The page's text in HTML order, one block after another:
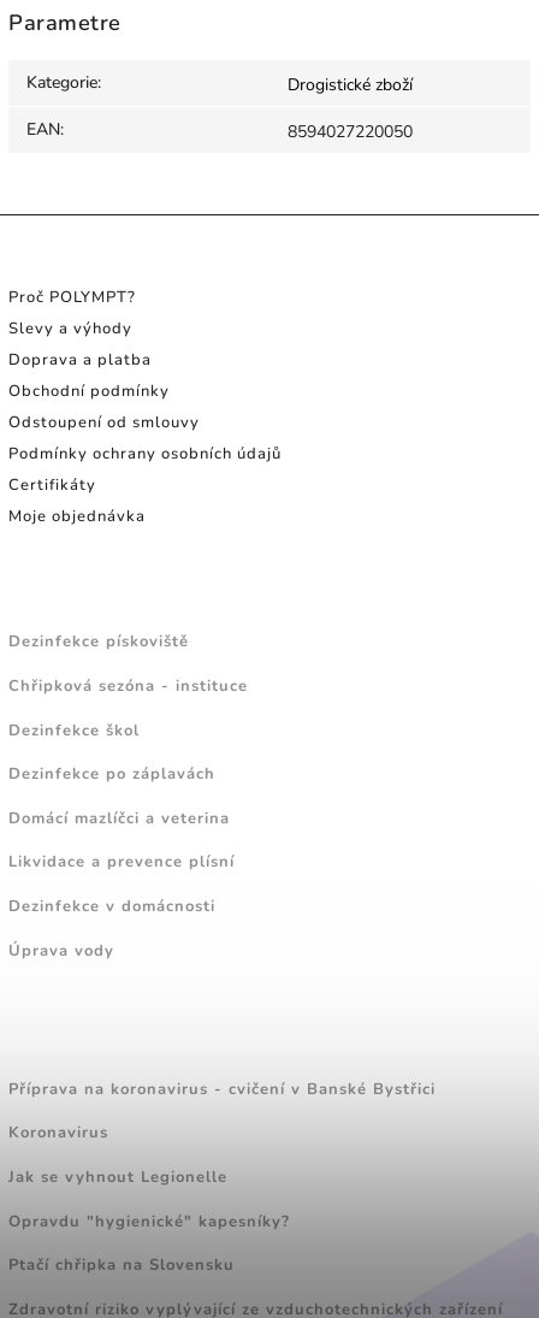
Parametre
Kategorie:
Drogistické zboží
EAN: 8594027220050
Proč POLYMPT?
Slevy a výhody
Doprava a platba
Obchodní podmínky
Odstoupení od smlouvy
Podmínky ochrany osobních údajů
Certifikáty
Moje objednávka
Dezinfekce pískoviště
Chřipková sezóna - instituce
Dezinfekce škol
Dezinfekce po záplavách
Domácí mazlíčci a veterina
Likvidace a prevence plísní
Dezinfekce v domácnosti
Úprava vody
Příprava na koronavirus - cvičení v Banské Bystřici
Koronavirus
Jak se vyhnout Legionelle
Opravdu "hygienické" kapesníky?
Ptačí chřipka na Slovensku
Zdravotní riziko vyplývající ze vzduchotechnických zařízení